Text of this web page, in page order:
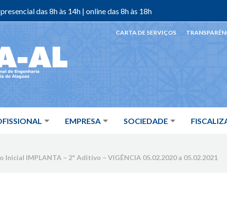
das 8h às 14h | online das 8h às 18h
EMPRESA SOCIEDADE
CARTA DE SERVIÇOS
Inicial IMPLANTA – 2º Aditivo – VIGÊNCIA 05.02.2020 a 05.02.2021